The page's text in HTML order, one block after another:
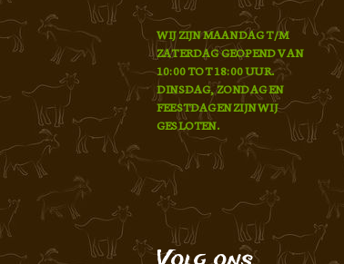
WIJ ZIJN MAANDAG T/M
ZATERDAG GEOPEND VAN
10:00 TOT 18:00 UUR.
DINSDAG, ZONDAG EN
FEESTDAGEN ZIJN WIJ
GESLOTEN.